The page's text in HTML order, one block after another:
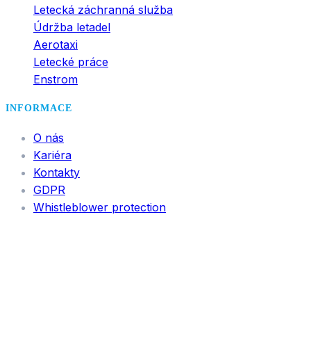
Letecká záchranná služba
Údržba letadel
Aerotaxi
Letecké práce
Enstrom
INFORMACE
O nás
Kariéra
Kontakty
GDPR
Whistleblower protection